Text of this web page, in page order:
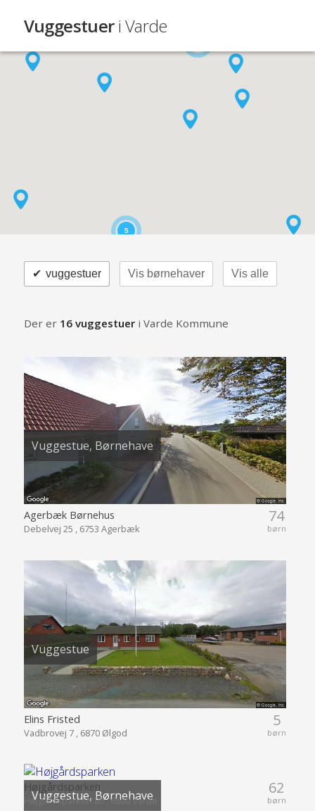
Vuggestueri Varde
5
vuggestuer
✔ Vis børnehaver Vis alle
Der er 16 vuggestueri Varde Kommune
Vuggestue, Børnehave
74
børn
Agerbæk Børnehus
Debelvej 25 , 6753 Agerbæk
Vuggestue
5
børn
Elins Fristed
Vadbrovej 7 , 6870 Ølgod
Vuggestue, Børnehave 62
børn
Højgårdsparken
Højgårdsparken 80 , 6800 Varde